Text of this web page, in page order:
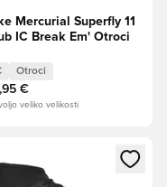
Mercurial Superfly 11
IC Break Em' Otroci
Otroci
€
veliko velikosti
Modal za prijavo ali